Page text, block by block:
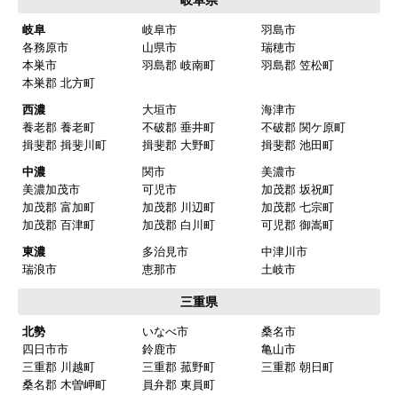
岐阜 岐阜市
羽島市
各務原市
山県市
瑞穂市
本巣市
羽島郡 岐南町
羽島郡 笠松町
本巣郡 北方町
西濃
大垣市
海津市
養老郡 養老町
不破郡 垂井町
不破郡 関ケ原町
揖斐郡 揖斐川町
揖斐郡 大野町
揖斐郡 池田町
中濃
関市
美濃市
美濃加茂市
可児市
加茂郡 坂祝町
加茂郡 富加町
加茂郡 川辺町
加茂郡 七宗町
加茂郡 百津町
加茂郡 白川町
可児郡 御嵩町
東濃
多治見市
中津川市
瑞浪市
恵那市 土岐市
三重県
北勢 いなべ市
桑名市
四日市市
鈴鹿市
亀山市
三重郡 川越町
三重郡 菰野町
三重郡 朝日町
桑名郡 木曽岬町
員弁郡 東員町